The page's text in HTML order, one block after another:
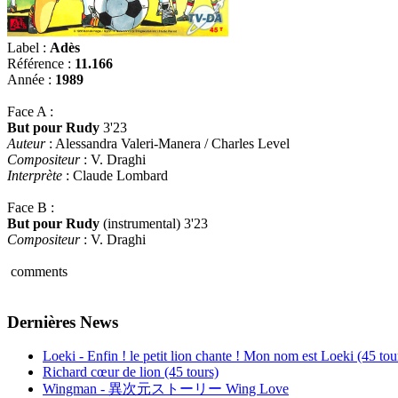
Label : Adès
Référence : 11.166
Année : 1989
Face A :
But pour Rudy 3'23
Auteur: Alessandra Valeri-Manera / Charles Level
Compositeur: V. Draghi
Interprète : Claude Lombard
Face B :
But pour Rudy (instrumental) 3'23
Compositeur: V. Draghi
comments
Dernières News
Loeki - Enfin ! le petit lion chante ! Mon nom est Loeki (45
Richard cœur de lion (45 tours)
Wingman - 異次元ストーリー Wing Love